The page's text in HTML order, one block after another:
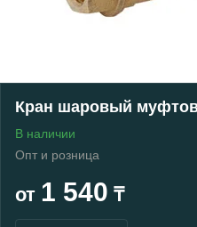
Кран шаровый
В наличии
Опт и розница
от 1 540 ₸